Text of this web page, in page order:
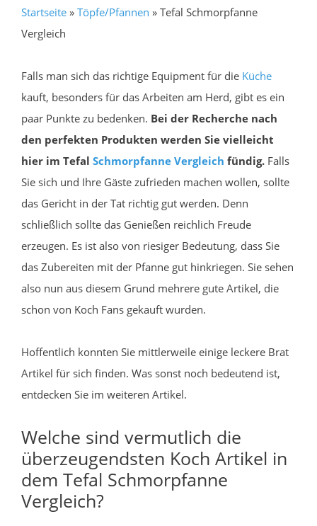
Startseite » Töpfe/Pfannen » Tefal Schmorpfanne
Vergleich
Falls man sich das richtige Equipment für die Küche
kauft, besonders für das Arbeiten am Herd, gibt es ein
paar Punkte zu bedenken. Bei der Recherche nach
den perfekten Produkten werden Sie vielleicht
hier im Tefal Schmorpfanne Vergleich fündig. Falls
Sie sich und Ihre Gäste zufrieden machen wollen, sollte
das Gericht in der Tat richtig gut werden. Denn
schließlich sollte das Genießen reichlich Freude
erzeugen. Es ist also von riesiger Bedeutung, dass Sie
das Zubereiten mit der Pfanne gut hinkriegen. Sie sehen
also nun aus diesem Grund mehrere gute Artikel, die
schon von Koch Fans gekauft wurden.
Hoffentlich konnten Sie mittlerweile einige leckere Brat
Artikel für sich finden. Was sonst noch bedeutend ist,
entdecken Sie im weiteren Artikel.
Welche sind vermutlich die
überzeugendsten Koch Artikel in
dem Tefal Schmorpfanne
Vergleich?